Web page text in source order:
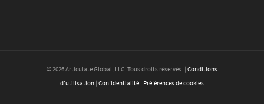
© 2026 Articulate Global, LLC. Tous droits réservés. | Conditions
d'utilisation | Confidentialité | Préférences de cookies